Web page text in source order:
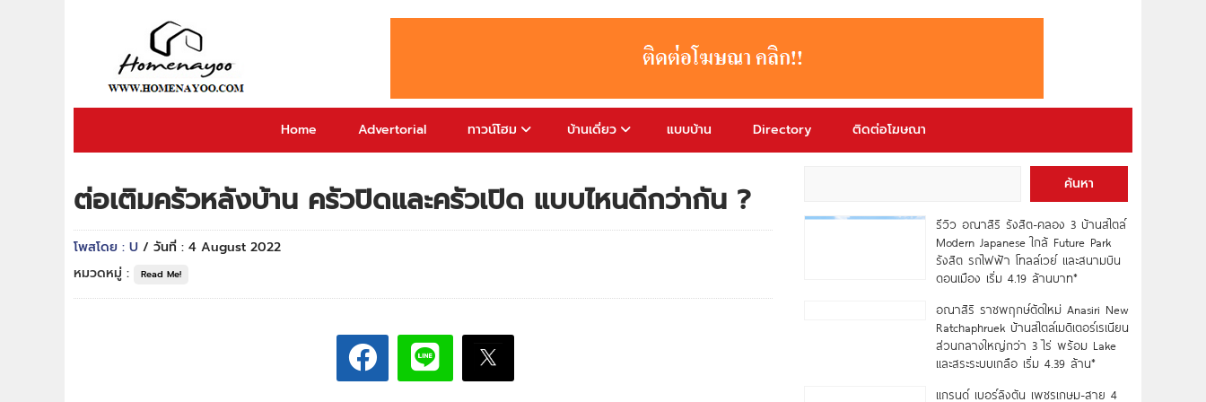
Home Advertorial ทาวน์โฮม บ้านเดี่ยว แบบบ้าน Directory ติดต่อโฆษณา
ต่อเติมครัวหลังบ้าน ครัวปิดและครัวเปิด แบบไหนดีกว่ากัน ?
โพสโดย : U / วันที่ : 4 August 2022
หมวดหมู่ :
Read Me!
ค้นหา
รีวิว อณาสิริ รังสิต-คลอง 3 บ้านสไตล์
Modern Japanese ใกล้ Future Park
รังสิต รถไฟฟ้า โทลล์เวย์ และสนามบิน
ดอนเมือง เริ่ม 4.19 ล้านบาท*
อณาสิริ ราชพฤกษ์ตัดใหม่ Anasiri New
Ratchaphruek บ้านสไตล์เมดิเตอร์เรเนียน
ส่วนกลางใหญ่กว่า 3 ไร่ พร้อม Lake
และสระระบบเกลือ เริ่ม 4.39 ล้าน*
แกรนด์ เบอร์ลิงตัน เพชรเกษม-สาย 4